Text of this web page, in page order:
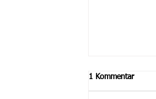
1 Kommentar